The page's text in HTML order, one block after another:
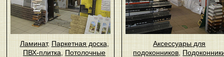
Ламинат, Паркетная доска
ПВХ-плитка
Потолочные
Аксессуары для
подоконников